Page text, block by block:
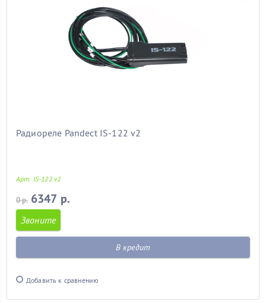
Радиореле Pandect IS-122 v2
Арт. IS-122 v2
0 р. 6347 р.
Звоните
В кредит
Добавить к сравнению